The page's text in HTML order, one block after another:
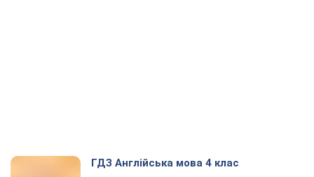
ГДЗ Англійська мова 4 клас